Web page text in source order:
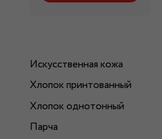
Искусственная кожа
Хлопок принтованный
Хлопок однотонный
Парча